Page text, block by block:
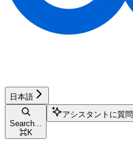
日本語
Search...
⌘K
アシスタントに質問